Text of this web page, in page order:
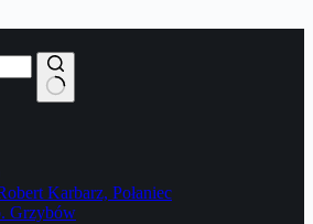
Karbarz, Połaniec
Grzybów